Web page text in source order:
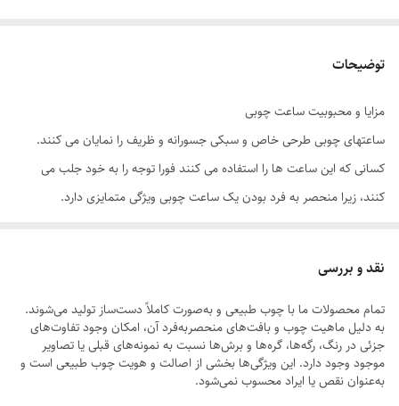
توضیحات
مزایا و محبوبیت ساعت چوبی
ساعتهای چوبی طرحی خاص و سبکی جسورانه و ظریف را نمایان می کنند.
کسانی که این ساعت ها را استفاده می کنند فورا توجه را به خود جلب می
کنند، زیرا منحصر به فرد بودن یک ساعت چوبی ویژگی متمایزی دارد.
آنها را از ساعت های فلزی یا پلاستیکی که امروزه بسیار رایج هستند متمایز می
کند.
نقد و بررسی
تمام محصولات ما با چوب طبیعی و به‌صورت کاملاً دست‌ساز تولید می‌شوند.
به دلیل ماهیت چوب و بافت‌های منحصر‌به‌فرد آن، امکان وجود تفاوت‌های
جزئی در رنگ، رگه‌ها، گره‌ها و برش‌ها نسبت به نمونه‌های قبلی یا تصاویر
موجود وجود دارد. این ویژگی‌ها بخشی از اصالت و هویت چوب طبیعی است و
به‌عنوان نقص یا ایراد محسوب نمی‌شود.